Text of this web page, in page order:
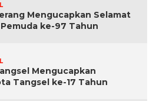
Mengucapkan Selamat
ke-97 Tahun
Mengucapkan
Tangsel ke-17 Tahun